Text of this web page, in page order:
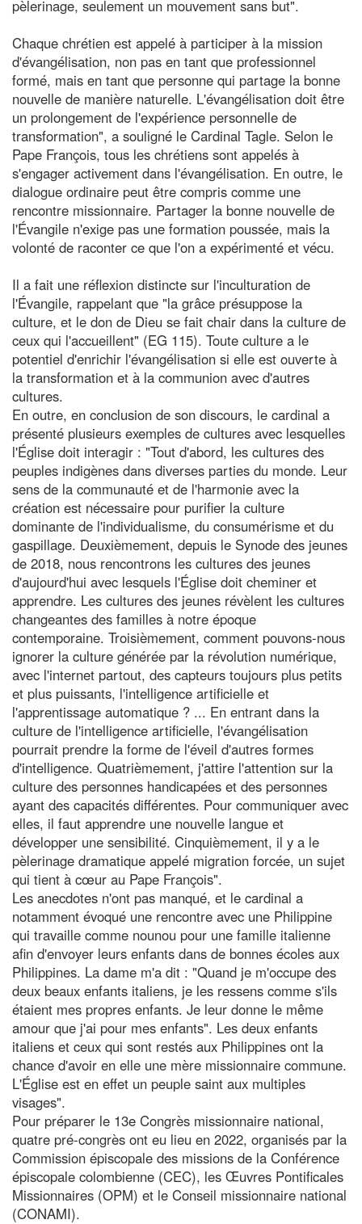
pèlerinage, seulement un mouvement sans but".
Chaque chrétien est appelé à participer à la mission
d'évangélisation, non pas en tant que professionnel
formé, mais en tant que personne qui partage la bonne
nouvelle de manière naturelle. L'évangélisation doit être
un prolongement de l'expérience personnelle de
transformation", a souligné le Cardinal Tagle. Selon le
Pape François, tous les chrétiens sont appelés à
s'engager activement dans l'évangélisation. En outre, le
dialogue ordinaire peut être compris comme une
rencontre missionnaire. Partager la bonne nouvelle de
l'Évangile n'exige pas une formation poussée, mais la
volonté de raconter ce que l'on a expérimenté et vécu.
Il a fait une réflexion distincte sur l'inculturation de
l'Évangile, rappelant que "la grâce présuppose la
culture, et le don de Dieu se fait chair dans la culture de
ceux qui l'accueillent" (EG 115). Toute culture a le
potentiel d'enrichir l'évangélisation si elle est ouverte à
la transformation et à la communion avec d'autres
cultures.
En outre, en conclusion de son discours, le cardinal a
présenté plusieurs exemples de cultures avec lesquelles
l'Église doit interagir : "Tout d'abord, les cultures des
peuples indigènes dans diverses parties du monde. Leur
sens de la communauté et de l'harmonie avec la
création est nécessaire pour purifier la culture
dominante de l'individualisme, du consumérisme et du
gaspillage. Deuxièmement, depuis le Synode des jeunes
de 2018, nous rencontrons les cultures des jeunes
d'aujourd'hui avec lesquels l'Église doit cheminer et
apprendre. Les cultures des jeunes révèlent les cultures
changeantes des familles à notre époque
contemporaine. Troisièmement, comment pouvons-nous
ignorer la culture générée par la révolution numérique,
avec l'internet partout, des capteurs toujours plus petits
et plus puissants, l'intelligence artificielle et
l'apprentissage automatique ? ... En entrant dans la
culture de l'intelligence artificielle, l'évangélisation
pourrait prendre la forme de l'éveil d'autres formes
d'intelligence. Quatrièmement, j'attire l'attention sur la
culture des personnes handicapées et des personnes
ayant des capacités différentes. Pour communiquer avec
elles, il faut apprendre une nouvelle langue et
développer une sensibilité. Cinquièmement, il y a le
pèlerinage dramatique appelé migration forcée, un sujet
qui tient à cœur au Pape François".
Les anecdotes n'ont pas manqué, et le cardinal a
notamment évoqué une rencontre avec une Philippine
qui travaille comme nounou pour une famille italienne
afin d'envoyer leurs enfants dans de bonnes écoles aux
Philippines. La dame m'a dit : "Quand je m'occupe des
deux beaux enfants italiens, je les ressens comme s'ils
étaient mes propres enfants. Je leur donne le même
amour que j'ai pour mes enfants". Les deux enfants
italiens et ceux qui sont restés aux Philippines ont la
chance d'avoir en elle une mère missionnaire commune.
L'Église est en effet un peuple saint aux multiples
visages".
Pour préparer le 13e Congrès missionnaire national,
quatre pré-congrès ont eu lieu en 2022, organisés par la
Commission épiscopale des missions de la Conférence
épiscopale colombienne (CEC), les Œuvres Pontificales
Missionnaires (OPM) et le Conseil missionnaire national
(CONAMI).